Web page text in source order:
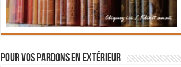
Pour vos pardons en extérieur